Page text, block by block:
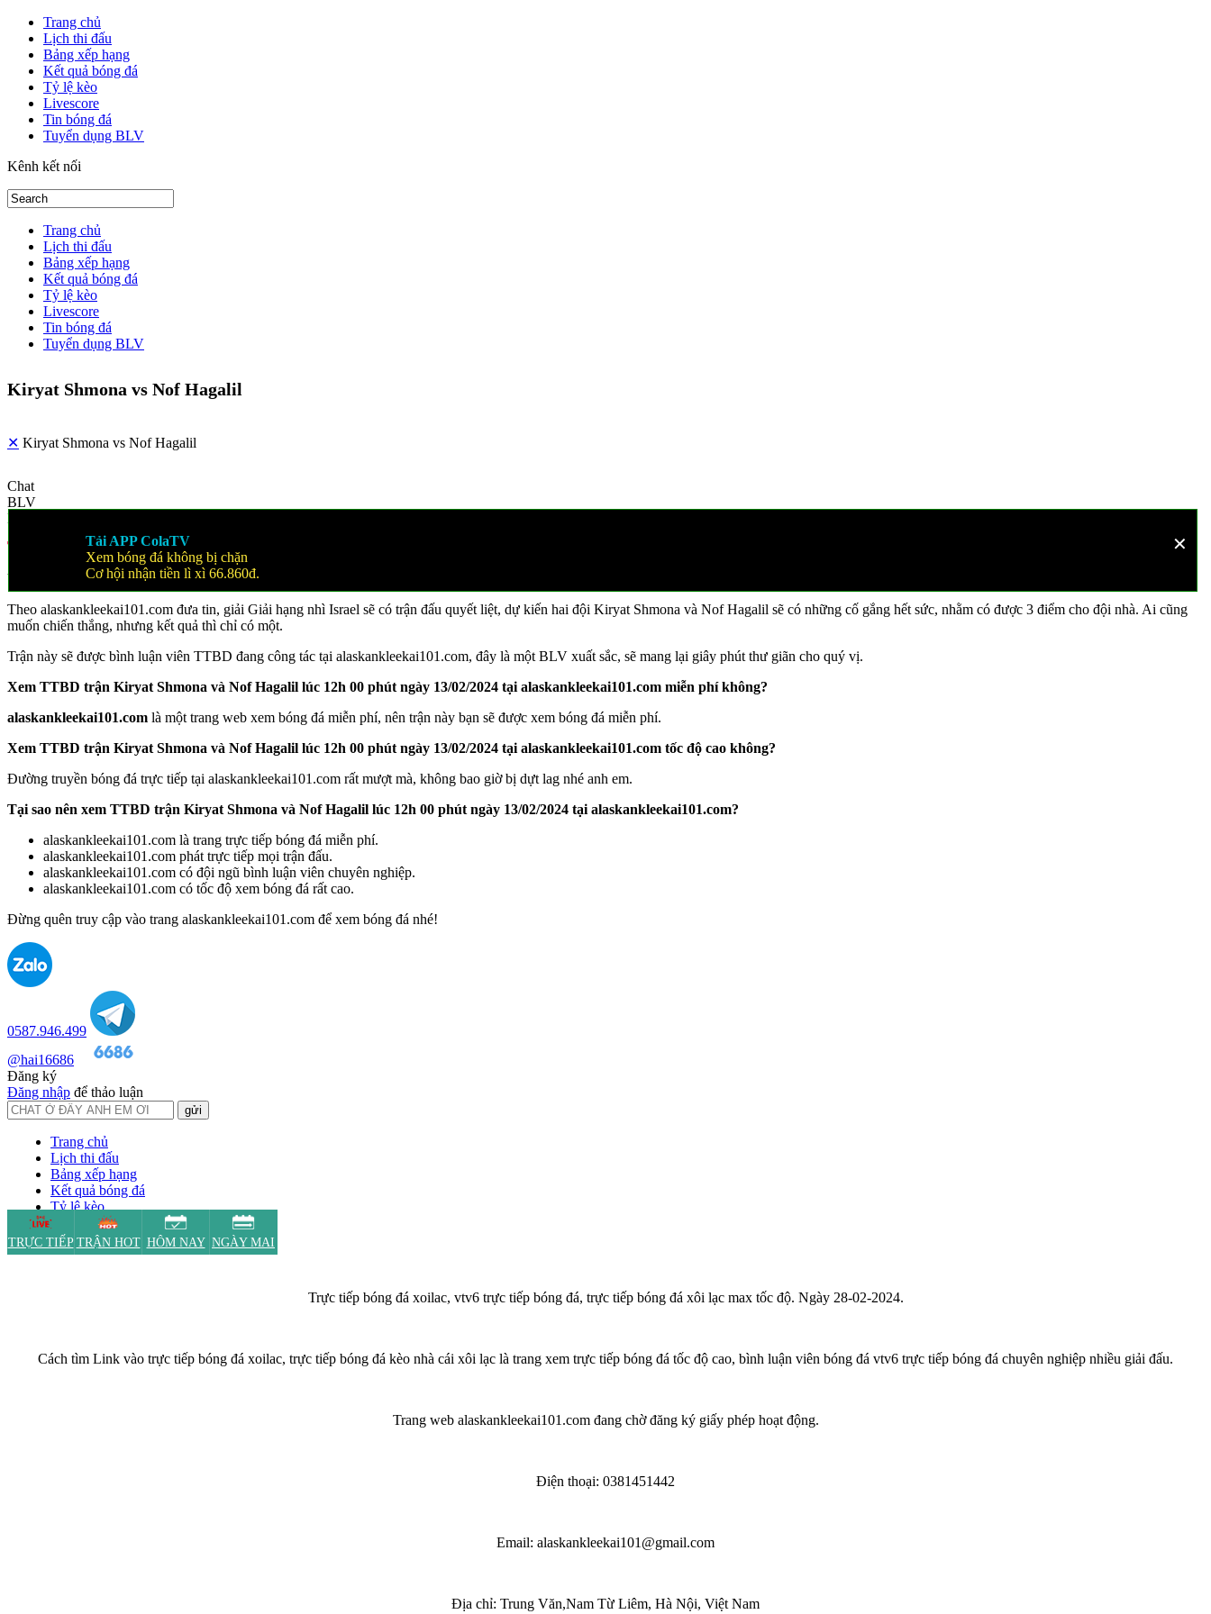
Trang chủ
Lịch thi đấu
Bảng xếp hạng
Kết quả bóng đá
Tỷ lệ kèo
Livescore
Tin bóng đá
Tuyển dụng BLV
Kênh kết nối
Trang chủ
Lịch thi đấu
Bảng xếp hạng
Kết quả bóng đá
Tỷ lệ kèo
Livescore
Tin bóng đá
Tuyển dụng BLV
Kiryat Shmona vs Nof Hagalil
✕ Kiryat Shmona vs Nof Hagalil
Chat
Mô tả
Tải APP ColaTV
Xem bóng đá không bị chặn
Cơ hội nhận tiền lì xì 66.860đ.
Trực tiếp Kiryat Shmona vs Nof Hagalil ngày 13-02-2024 lúc 12h00 tại alaskankleekai101.com
Vào luc 12h 00 phút ngày 13/02/2024 sẽ diễn ra trận đấu giữa hai đội Kiryat Shmona và Nof Hagalil, alaskankleekai101.com sẽ phát trực tiếp trận này miễn phí tại trang web alaskankleekai101.com.
Theo alaskankleekai101.com đưa tin, giải Giải hạng nhì Israel sẽ có trận đấu quyết liệt, dự kiến hai đội Kiryat Shmona và Nof Hagalil sẽ có những cố gắng hết sức, nhằm có được 3 điểm cho đội nhà. Ai cũng
muốn chiến thắng, nhưng kết quả thì chỉ có một.
Trận này sẽ được bình luận viên TTBD đang công tác tại alaskankleekai101.com, đây là một BLV xuất sắc, sẽ mang lại giây phút thư giãn cho quý vị.
Xem TTBD trận Kiryat Shmona và Nof Hagalil lúc 12h 00 phút ngày 13/02/2024 tại alaskankleekai101.com miễn phí không?
alaskankleekai101.comlà một trang web xem bóng đá miễn phí, nên trận này bạn sẽ được xem bóng đá miễn phí.
Xem TTBD trận Kiryat Shmona và Nof Hagalil lúc 12h 00 phút ngày 13/02/2024 tại alaskankleekai101.com tốc độ cao không?
Đường truyền bóng đá trực tiếp tại alaskankleekai101.com rất mượt mà, không bao giờ bị dựt lag nhé anh em.
Tại sao nên xem TTBD trận Kiryat Shmona và Nof Hagalil lúc 12h 00 phút ngày 13/02/2024 tại alaskankleekai101.com?
alaskankleekai101.com là trang trực tiếp bóng đá miễn phí.
alaskankleekai101.com phát trực tiếp mọi trận đấu.
alaskankleekai101.com có đội ngũ bình luận viên chuyên nghiệp.
alaskankleekai101.com có tốc độ xem bóng đá rất cao.
Đừng quên truy cập vào trang alaskankleekai101.com để xem bóng đá nhé!
0587.946.499
@hai16686
Đăng ký
Đăng nhậpđể thảo luận